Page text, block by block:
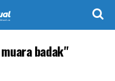
badak"